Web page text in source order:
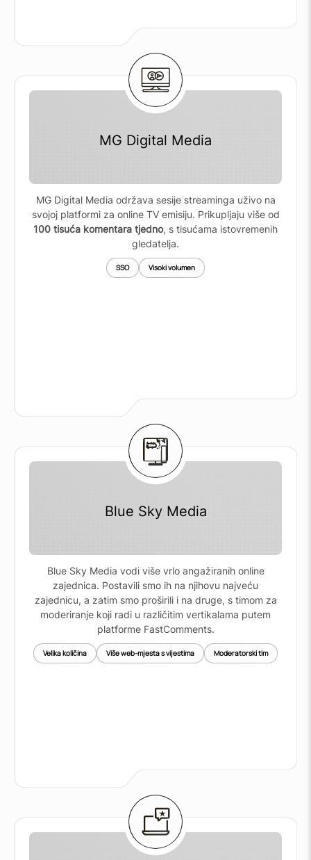
MG Digital Media
MG Digital Media održava sesije streaminga uživo na
svojoj platformi za online TV emisiju. Prikupljaju više od
100 tisuća komentara tjedno, s tisućama istovremenih
gledatelja.
SSO Visoki volumen
Blue Sky Media
Blue Sky Media vodi više vrlo angažiranih online
zajednica. Postavili smo ih na njihovu najveću
zajednicu, a zatim smo proširili i na druge, s timom za
moderiranje koji radi u različitim vertikalama putem
platforme FastComments.
Velika količina Više web-mjesta s vijestima Moderatorski tim